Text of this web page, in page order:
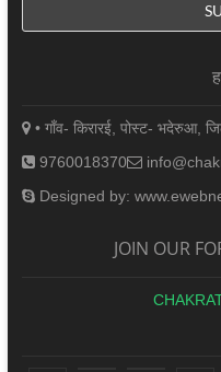
• गाँव- किरारई, पोस्ट- भदेरुआ,
9760018370
Designed by:
JOIN OUR